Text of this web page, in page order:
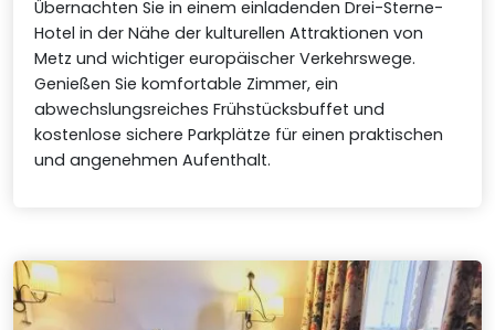
Übernachten Sie in einem einladenden Drei-Sterne-
Hotel in der Nähe der kulturellen Attraktionen von
Metz und wichtiger europäischer Verkehrswege.
Genießen Sie komfortable Zimmer, ein
abwechslungsreiches Frühstücksbuffet und
kostenlose sichere Parkplätze für einen praktischen
und angenehmen Aufenthalt.